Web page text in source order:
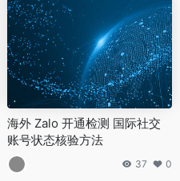
海外 Zalo 开通检测 国际社交
账号状态核验方法
37 0